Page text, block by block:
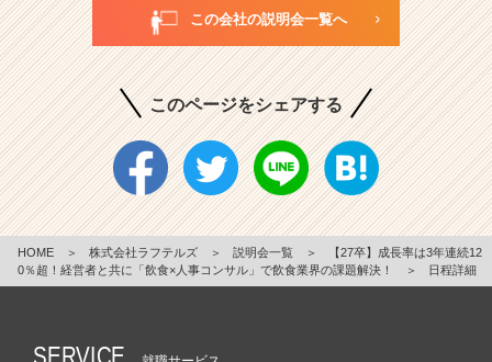
この会社の説明会一覧へ
このページをシェアする
HOME ＞ 株式会社ラフテルズ ＞ 説明会一覧 ＞
【27卒】成長率は3年連続12
0％超！経営者と共に「飲食×人事コンサル」で飲食業界の課題解決！
＞ 日程詳細